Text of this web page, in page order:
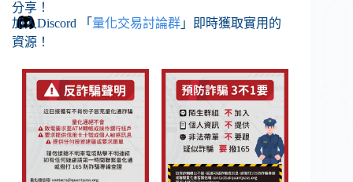
分享！
加入Discord 「 量化交易討論群 」即時獲取實用的
資源！